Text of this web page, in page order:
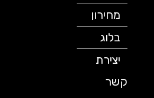
מחירון
יצירת
קשר